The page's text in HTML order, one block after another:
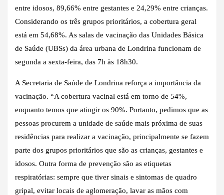
entre idosos, 89,66% entre gestantes e 24,29% entre crianças.
Considerando os três grupos prioritários, a cobertura geral
está em 54,68%. As salas de vacinação das Unidades Básica
de Saúde (UBSs) da área urbana de Londrina funcionam de
segunda a sexta-feira, das 7h às 18h30.
A Secretaria de Saúde de Londrina reforça a importância da
vacinação. “A cobertura vacinal está em torno de 54%,
enquanto temos que atingir os 90%. Portanto, pedimos que as
pessoas procurem a unidade de saúde mais próxima de suas
residências para realizar a vacinação, principalmente se fazem
parte dos grupos prioritários que são as crianças, gestantes e
idosos. Outra forma de prevenção são as etiquetas
respiratórias: sempre que tiver sinais e sintomas de quadro
gripal, evitar locais de aglomeração, lavar as mãos com